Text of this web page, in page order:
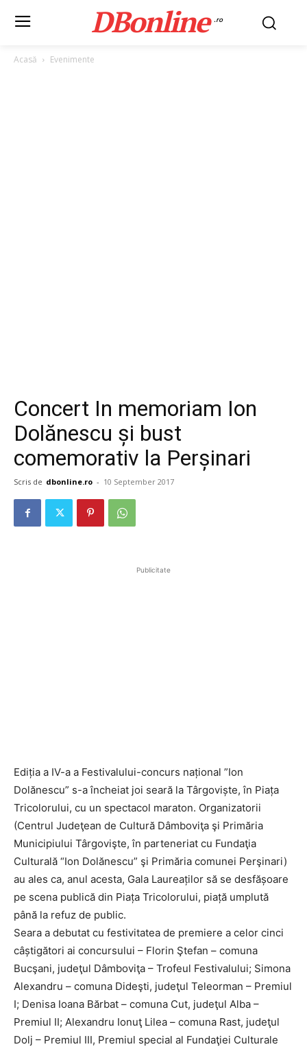
DBonline .ro
Acasă Evenimente
Concert In memoriam Ion
Dolănescu și bust
comemorativ la Perșinari
Scris de dbonline.ro - 10 September 2017
Publicitate
Ediția a IV-a a Festivalului-concurs național ”Ion
Dolănescu” s-a încheiat joi seară la Târgoviște, în Piața
Tricolorului, cu un spectacol maraton. Organizatorii
(Centrul Judeţean de Cultură Dâmboviţa şi Primăria
Municipiului Târgovişte, în parteneriat cu Fundaţia
Culturală “Ion Dolănescu” şi Primăria comunei Perşinari)
au ales ca, anul acesta, Gala Laureaților să se desfășoare
pe scena publică din Piața Tricolorului, piață umplută
până la refuz de public.
Seara a debutat cu festivitatea de premiere a celor cinci
câștigători ai concursului – Florin Ştefan – comuna
Bucşani, judeţul Dâmboviţa – Trofeul Festivalului; Simona
Alexandru – comuna Dideşti, judeţul Teleorman – Premiul
I; Denisa Ioana Bărbat – comuna Cut, judeţul Alba –
Premiul II; Alexandru Ionuţ Lilea – comuna Rast, judeţul
Dolj – Premiul III, Premiul special al Fundaţiei Culturale